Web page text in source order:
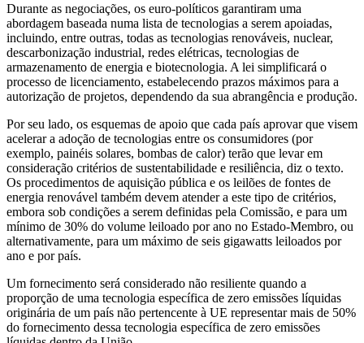
Durante as negociações, os euro-políticos garantiram uma
abordagem baseada numa lista de tecnologias a serem apoiadas,
incluindo, entre outras, todas as tecnologias renováveis, nuclear,
descarbonização industrial, redes elétricas, tecnologias de
armazenamento de energia e biotecnologia. A lei simplificará o
processo de licenciamento, estabelecendo prazos máximos para a
autorização de projetos, dependendo da sua abrangência e produção.
Por seu lado, os esquemas de apoio que cada país aprovar que visem
acelerar a adoção de tecnologias entre os consumidores (por
exemplo, painéis solares, bombas de calor) terão que levar em
consideração critérios de sustentabilidade e resiliência, diz o texto.
Os procedimentos de aquisição pública e os leilões de fontes de
energia renovável também devem atender a este tipo de critérios,
embora sob condições a serem definidas pela Comissão, e para um
mínimo de 30% do volume leiloado por ano no Estado-Membro, ou
alternativamente, para um máximo de seis gigawatts leiloados por
ano e por país.
Um fornecimento será considerado não resiliente quando a
proporção de uma tecnologia específica de zero emissões líquidas
originária de um país não pertencente à UE representar mais de 50%
do fornecimento dessa tecnologia específica de zero emissões